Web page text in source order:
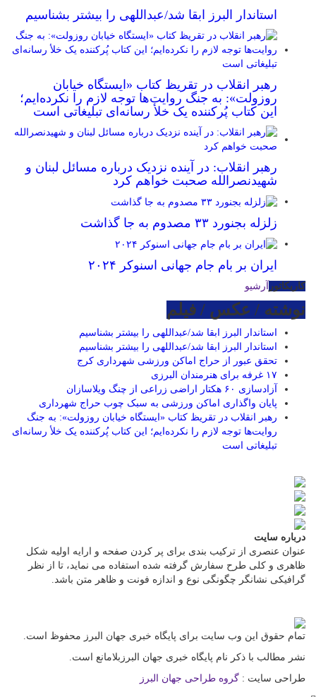
استاندار البرز ابقا شد/عبداللهی را بیشتر بشناسیم
رهبر انقلاب در تقریظ کتاب «ایستگاه خیابان
روزولت»: به جنگ روایت‌ها توجه لازم را نکرده‌ایم؛
این کتاب پُرکننده‌ یک خلأ رسانه‌ای تبلیغاتی است
رهبر انقلاب: در آینده نزدیک درباره مسائل لبنان و
شهیدنصرالله صحبت خواهم کرد
زلزله بجنورد ۳۳ مصدوم به جا گذاشت
ایران بر بام جام جهانی اسنوکر ۲۰۲۴
کاریکاتور آرشیو
نوشته / عکس / فیلم
استاندار البرز ابقا شد/عبداللهی را بیشتر بشناسیم
استاندار البرز ابقا شد/عبداللهی را بیشتر بشناسیم
تحقق عبور از حراج اماکن ورزشی شهرداری کرج
۱۷ غرفه برای هنرمندان البرزی
آزادسازی ۶۰ هکتار اراضی زراعی از چنگ ویلاسازان
پایان واگذاری اماکن ورزشی به سبک چوب حراج شهرداری
رهبر انقلاب در تقریظ کتاب «ایستگاه خیابان روزولت»: به جنگ
روایت‌ها توجه لازم را نکرده‌ایم؛ این کتاب پُرکننده‌ یک خلأ رسانه‌ای
تبلیغاتی است
درباره سایت
عنوان عنصری از ترکیب بندی برای پر کردن صفحه و ارایه اولیه شکل
ظاهری و کلی طرح سفارش گرفته شده استفاده می نماید، تا از نظر
گرافیکی نشانگر چگونگی نوع و اندازه فونت و ظاهر متن باشد.
تمام حقوق این وب سایت برای پایگاه خبری جهان البرز محفوظ است.
نشر مطالب با ذکر نام پایگاه خبری جهان البرزبلامانع است.
طراحی سایت : گروه طراحی جهان البرز